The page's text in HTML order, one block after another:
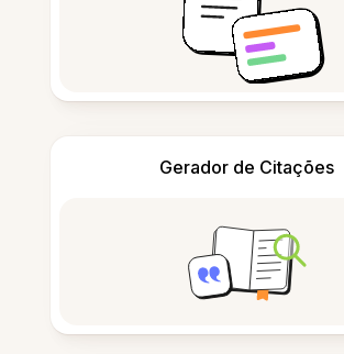
Gerador de Citações